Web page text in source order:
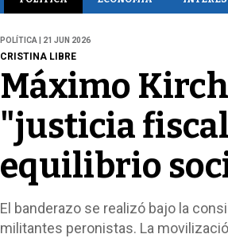
POLÍTICA | 21 JUN 2026
CRISTINA LIBRE
Máximo
"justicia
equilibrio
El banderazo se realizó bajo la
militantes peronistas. La